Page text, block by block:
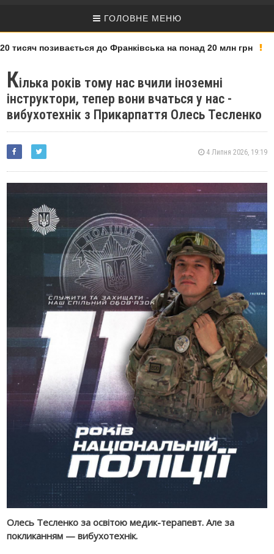
ГОЛОВНЕ МЕНЮ
позивається до Франківська на понад 20 млн грн
Кілька років тому нас вчили іноземні
інструктори, тепер вони вчаться у нас -
вибухотехнік з Прикарпаття Олесь Тесленко
4 Липня 2026, 19:19
Олесь Тесленко за освітою медик-терапевт. Але за
покликанням — вибухотехнік.